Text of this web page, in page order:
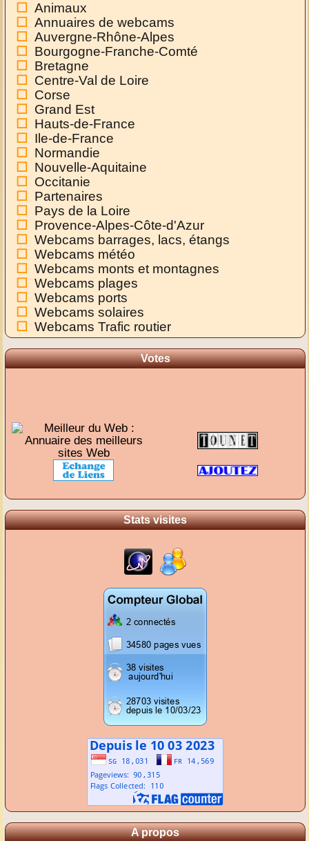
Animaux
Annuaires de webcams
Auvergne-Rhône-Alpes
Bourgogne-Franche-Comté
Bretagne
Centre-Val de Loire
Corse
Grand Est
Hauts-de-France
Ile-de-France
Normandie
Nouvelle-Aquitaine
Occitanie
Partenaires
Pays de la Loire
Provence-Alpes-Côte-d'Azur
Webcams barrages, lacs, étangs
Webcams météo
Webcams monts et montagnes
Webcams plages
Webcams ports
Webcams solaires
Webcams Trafic routier
Votes
Stats visites
A propos